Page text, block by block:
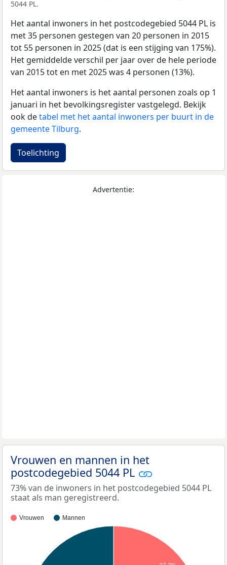
5044 PL.
Het aantal inwoners in het postcodegebied 5044 PL is
met 35 personen gestegen van 20 personen in 2015
tot 55 personen in 2025 (dat is een stijging van 175%).
Het gemiddelde verschil per jaar over de hele periode
van 2015 tot en met 2025 was 4 personen (13%).
Het aantal inwoners is het aantal personen zoals op 1
januari in het bevolkingsregister vastgelegd. Bekijk
ook detabel met het aantal inwoners per buurt in de
gemeente Tilburg.
Toelichting
Advertentie:
Vrouwen en mannen in het
postcodegebied 5044 PL
73% van de inwoners in het postcodegebied 5044 PL
staat als man geregistreerd.
Vrouwen Mannen